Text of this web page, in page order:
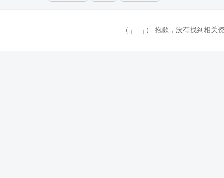
（┬＿┬） 抱歉，没有找到相关